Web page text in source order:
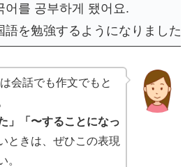
어를 공부하게 됐어요.
語を勉強するようになりました
は会話でも作文でもと
」「〜することになっ
ときは、ぜひこの表現
。